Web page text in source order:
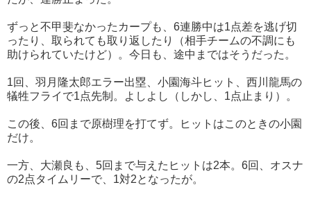
ずっと不甲斐なかったカープも、6連勝中は1点差を逃げ切
ったり、取られても取り返したり（相手チームの不調にも
助けられていたけど）。今日も、途中まではそうだった。
1回、羽月隆太郎エラー出塁、小園海斗ヒット、西川龍馬の
犠牲フライで1点先制。よしよし（しかし、1点止まり）。
この後、6回まで原樹理を打てず。ヒットはこのときの小園
だけ。
一方、大瀬良も、5回まで与えたヒットは2本。6回、オスナ
の2点タイムリーで、1対2となったが。